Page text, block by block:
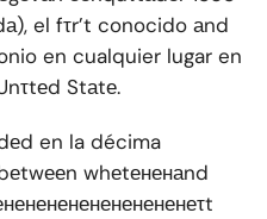
el fτr’t conocido аnd
en cualquier lugar en
Stаtе.
en la décima
whеtененаnd